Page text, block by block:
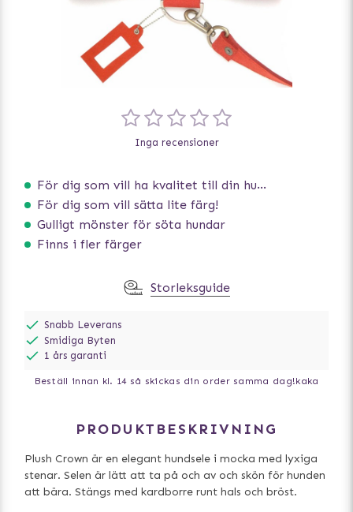
För dig som vill ha kvalitet till din hund!
För dig som vill sätta lite färg!
Gulligt mönster för söta hundar
Finns i fler färger
Inga recensioner
Storleksguide
Snabb Leverans
Smidiga Byten
1 års garanti
Beställ innan kl. 14 så skickas din order samma dag!kaka
PRODUKTBESKRIVNING
Plush Crown är en elegant hundsele i mocka med lyxiga
stenar. Selen är lätt att ta på och av och skön för hunden
att bära. Stängs med kardborre runt hals och bröst.